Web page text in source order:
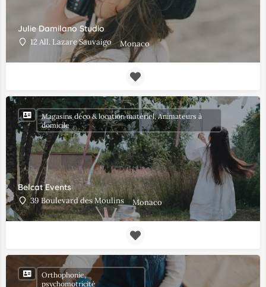
Julie Damilano Studio
12 All. Lazare Sauvaigo Monaco
Belcat Events
39 Boulevard des Moulins Monaco
Magasins déco & location matériel, Animateurs à
domicile
Orthophonie,
psychomotricité